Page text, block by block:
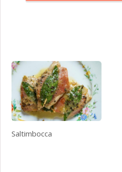
Saltimbocca